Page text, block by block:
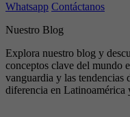
Whatsapp Contáctanos
Nuestro Blog
Explora nuestro blog y
conceptos clave del mundo
vanguardia y las tendencias
diferencia en Latinoamérica